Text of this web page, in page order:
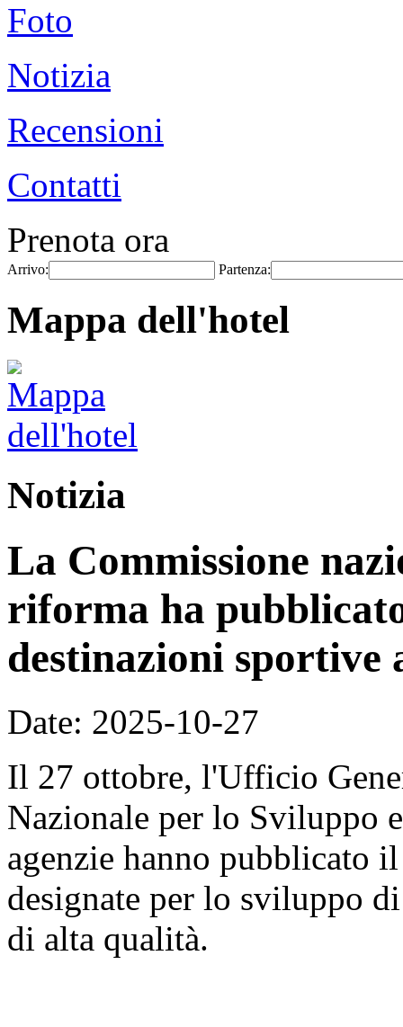
Foto
Notizia
Recensioni
Contatti
Prenota ora
Arrivo: Partenza:
Mappa dell'hotel
Notizia
La Commissione
riforma ha
destinazioni
Date: 2025-10-27
Il 27 ottobre, l'Ufficio
Nazionale per lo Sviluppo
agenzie hanno pubblicato
designate per lo sviluppo
di alta qualità.